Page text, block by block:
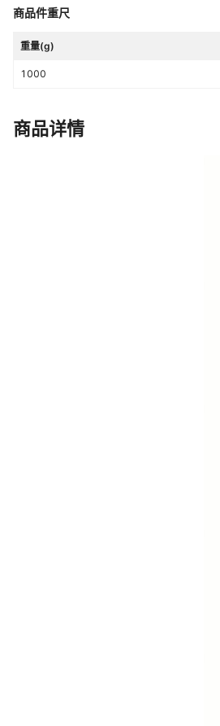
商品件重尺
重量(g)
1000
商品详情